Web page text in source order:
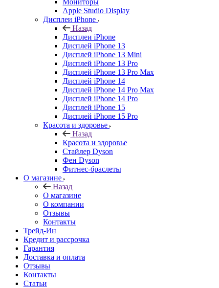
Мониторы
Apple Studio Display
Дисплеи iPhone
Назад
Дисплеи iPhone
Дисплей iPhone 13
Дисплей iPhone 13 Mini
Дисплей iPhone 13 Pro
Дисплей iPhone 13 Pro Max
Дисплей iPhone 14
Дисплей iPhone 14 Pro Max
Дисплей iPhone 14 Pro
Дисплей iPhone 15
Дисплей iPhone 15 Pro
Красота и здоровье
Назад
Красота и здоровье
Стайлер Dyson
Фен Dyson
Фитнес-браслеты
О магазине
Назад
О магазине
О компании
Отзывы
Контакты
Трейд-Ин
Кредит и рассрочка
Гарантия
Доставка и оплата
Отзывы
Контакты
Статьи